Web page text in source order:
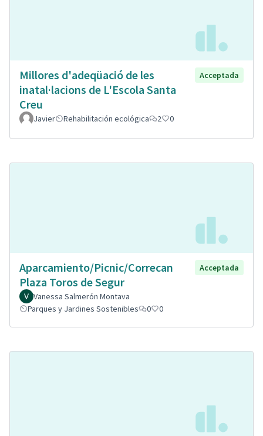
Millores d'adeqüació de les
inatal·lacions de L'Escola Santa
Creu
Acceptada
Javier Rehabilitación ecológica 2 0
Aparcamiento/Picnic/Correcan
Plaza Toros de Segur
Acceptada
Vanessa Salmerón Montava
Parques y Jardines Sostenibles
0 0